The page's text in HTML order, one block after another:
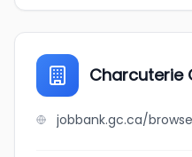
Charcuterie